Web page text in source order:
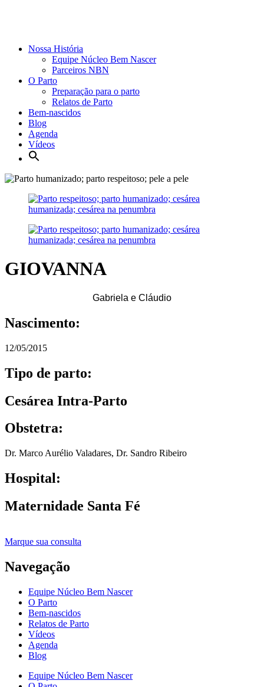
Nossa História
Equipe Núcleo Bem Nascer
Parceiros NBN
O Parto
Preparação para o parto
Relatos de Parto
Bem-nascidos
Blog
Agenda
Vídeos
GIOVANNA
Gabriela e Cláudio
Nascimento:
12/05/2015
Tipo de parto:
Cesárea Intra-Parto
Obstetra:
Dr. Marco Aurélio Valadares, Dr. Sandro Ribeiro
Hospital:
Maternidade Santa Fé
Marque sua consulta
Navegação
Equipe Núcleo Bem Nascer
O Parto
Bem-nascidos
Relatos de Parto
Vídeos
Agenda
Blog
Equipe Núcleo Bem Nascer